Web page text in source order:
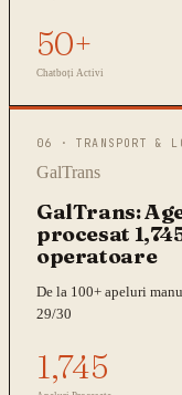
50+
Chatboți Activi
06 ·TRANSPORT &
GalTrans
GalTrans:
procesat
operatoare
De la 100+ apeluri
29/30
1,745